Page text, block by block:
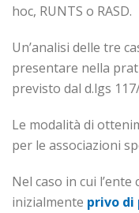
hoc, RUNTS o RASD.
Un’analisi delle tre
presentare nella
previsto dal d.lgs
Le modalità di
per le associazioni
Nel caso in cui
inizialmente privo di